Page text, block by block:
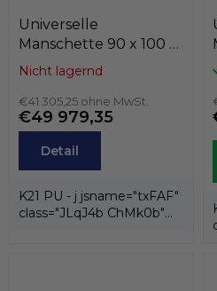
Universelle
Manschette 90 x 100 x
5 K21-090/13 PU ,
Nicht lagernd
€41 305,25 ohne MwSt.
€49 979,35
Detail
K21 PU - j jsname="txFAF"
class="JLqJ4b ChMk0b"